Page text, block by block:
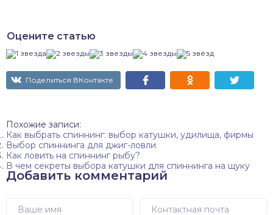
Оцените статью
Поделиться ВКонтакте
Похожие записи:
Как выбрать спиннинг: выбор катушки, удилища, фирмы
Выбор спиннинга для джиг-ловли
Как ловить на спиннинг рыбу?
В чем секреты выбора катушки для спиннинга на щуку
Добавить комментарий